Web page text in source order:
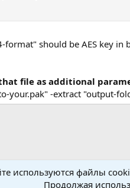
format" should be AES key
file as additional
your.pak" -extract "output-
с ресурсами
используются файлы
Продолжая